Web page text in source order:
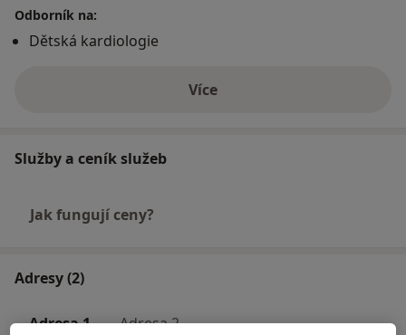
Odborník na:
Dětská kardiologie
Víceo zkušenostech
Služby a ceník služeb
Jak fungují ceny?
Adresy (2)
Adresa 1 Adresa 2